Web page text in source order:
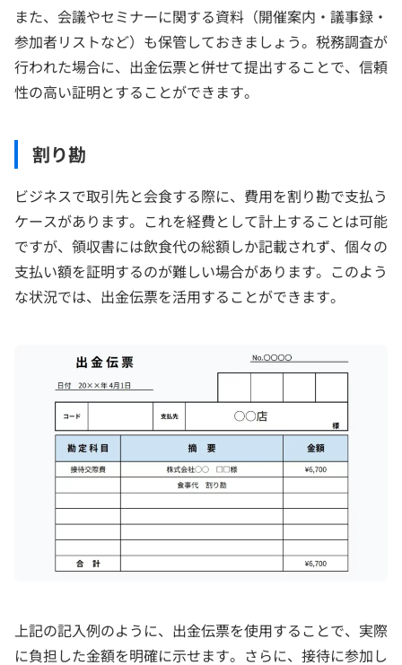
また、会議やセミナーに関する資料（開催案内・議事録・
参加者リストなど）も保管しておきましょう。税務調査が
行われた場合に、出金伝票と併せて提出することで、信頼
性の高い証明とすることができます。
割り勘
ビジネスで取引先と会食する際に、費用を割り勘で支払う
ケースがあります。これを経費として計上することは可能
ですが、領収書には飲食代の総額しか記載されず、個々の
支払い額を証明するのが難しい場合があります。このよう
な状況では、出金伝票を活用することができます。
上記の記入例のように、出金伝票を使用することで、実際
に負担した金額を明確に示せます。さらに、接待に参加し